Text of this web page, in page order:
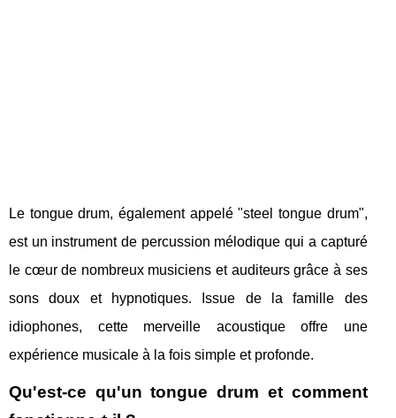
Le tongue drum, également appelé "steel tongue drum",
est un instrument de percussion mélodique qui a capturé
le cœur de nombreux musiciens et auditeurs grâce à ses
sons doux et hypnotiques. Issue de la famille des
idiophones, cette merveille acoustique offre une
expérience musicale à la fois simple et profonde.
Qu'est-ce qu'un tongue drum et comment